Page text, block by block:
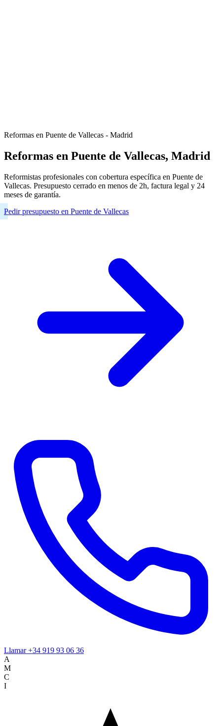
Reformas en Puente de Vallecas - Madrid
Reformas en Puente de Vallecas, Madrid
Reformistas profesionales con cobertura específica en Puente de
Vallecas. Presupuesto cerrado en menos de 2h, factura legal y 24
meses de garantía.
Pedir presupuesto en Puente de Vallecas
Llamar+34 919 93 06 36
A
M
C
I